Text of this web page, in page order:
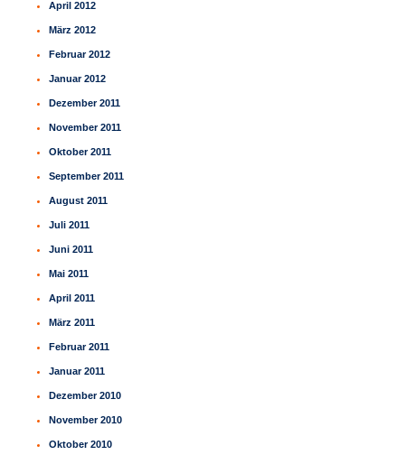
April 2012
März 2012
Februar 2012
Januar 2012
Dezember 2011
November 2011
Oktober 2011
September 2011
August 2011
Juli 2011
Juni 2011
Mai 2011
April 2011
März 2011
Februar 2011
Januar 2011
Dezember 2010
November 2010
Oktober 2010